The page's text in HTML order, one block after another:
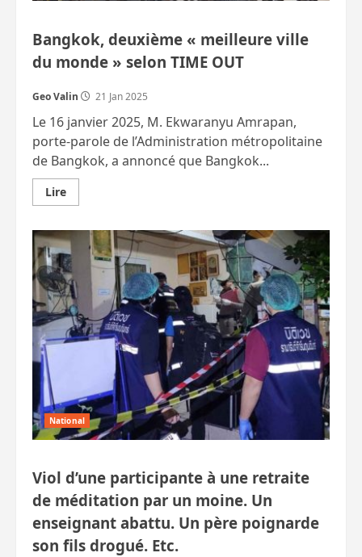
Bangkok, deuxième « meilleure ville
du monde » selon TIME OUT
Geo Valin 21 Jan 2025
Le 16 janvier 2025, M. Ekwaranyu Amrapan,
porte-parole de l’Administration métropolitaine
de Bangkok, a annoncé que Bangkok...
LireEn
savoir
Bangkok,
deuxième
« meilleure
ville
du
monde »
selon
TIME
OUT
National
Viol d’une participante à une retraite
de méditation par un moine. Un
enseignant abattu. Un père poignarde
son fils drogué. Etc.